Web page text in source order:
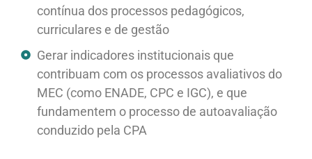
contínua dos processos pedagógicos,
curriculares e de gestão
Gerar indicadores institucionais que
contribuam com os processos avaliativos do
MEC (como ENADE, CPC e IGC), e que
fundamentem o processo de autoavaliação
conduzido pela CPA